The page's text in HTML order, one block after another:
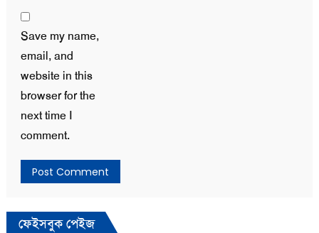
Save my name,
email, and
website in this
browser for the
next time I
comment.
ফেইসবুক পেইজ